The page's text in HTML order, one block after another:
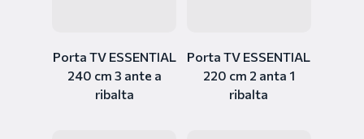
Porta TV ESSENTIAL
240 cm 3 ante a
ribalta
Porta TV ESSENTIAL
220 cm 2 anta 1
ribalta